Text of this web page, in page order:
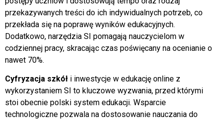
przekazywanych treści do ich indywidualnych potrzeb, co
przekłada się na poprawę wyników edukacyjnych.
Dodatkowo, narzędzia SI pomagają nauczycielom w
codziennej pracy, skracając czas poświęcany na ocenianie o
nawet 70%.
Cyfryzacja szkół i inwestycje w edukację online z
wykorzystaniem SI to kluczowe wyzwania, przed którymi
stoi obecnie polski system edukacji. Wsparcie
technologiczne pozwala na dostosowanie nauczania do